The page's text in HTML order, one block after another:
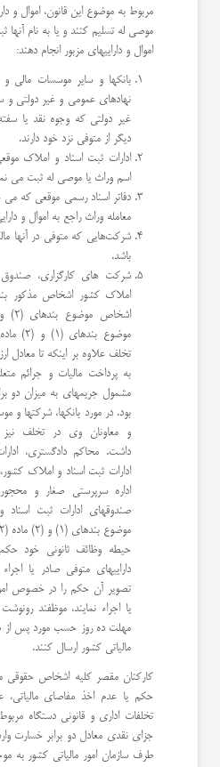
مربوط به موضوع این قانون، اموال و
موصی له تسلیم کنند و یا به نام آنها
اموال و داراییهای مزبور انجام دهند:
بانکها و سایر موسسات مالی و
نهادهای عمومی و غیر دولتی
غیر دولتی که وجوه نقد یا
دیگر از متوفی نزد خود دارند.
ادارات ثبت اسناد و املاک
اسم وراث یا موصی له ثبت می
دفاتر اسناد رسمی موقعی که می
معامله وراث راجع به اموال و
شرکت‌هایی که متوفی در آنها
باشد.
شرکت های کارگزاری،
املاک کشور اشخاص مذکور
تخلف علاوه بر اینکه تا
به پرداخت مالیات و جرائم
مشمول جریمهای به میزان دو
بود. در مورد بانکها، شرکتها و
و معاونان وی در تخلف نیز
داشت. محاکم دادگستری،
ادارات ثبت اسناد و املاک
اداره سرپرستی صغار و
صندوقهای ادارات ثبت
حیطه وظائف ثانونى خود
داراییهای متوفی صادر یا
تصویر آن حکم را در خصوص
یا اجراء نمایند، موظفند
مهلت ده روز حسب مورد پس از
مالیاتی کشور ارسال کنند.
کارکنان مقصر کلیه اشخاص حقوقی
حکم یا عدم اخذ مفاصای مالیاتی،
تخلفات اداری و قانونی دستگاه
جزای نقدی معادل دو برابر خسارت
طرف سازمان امور مالیاتی کشور